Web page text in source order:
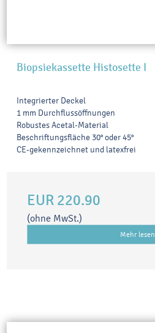
Biopsiekassette Histosette I
Integrierter Deckel
1 mm Durchflussöffnungen
Robustes Acetal-Material
Beschriftungsfläche 30° oder 45°
CE-gekennzeichnet und latexfrei
EUR 220.90
(ohne MwSt.)
Mehr lesen